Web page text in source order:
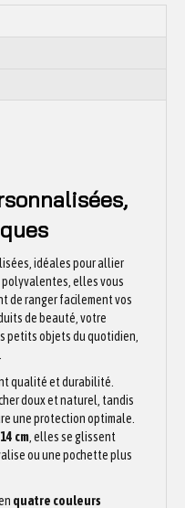
idéales pour allier
elles vous
de ranger facilement vos
de beauté, votre
petits objets du quotidien,
qualité et durabilité.
doux et naturel, tandis
une protection optimale.
cm , elles se glissent
ou une pochette plus
quatre couleurs